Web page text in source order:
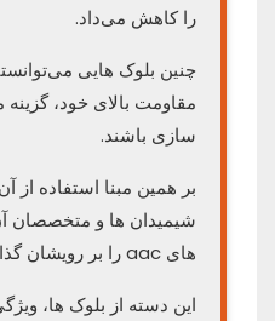
را کاهش می‌داد.
چنین بلوک هایی
مقاومت بالای خود،
سازی باشند.
بر همین مبنا استفاده از
شیمیدان ها و متخصصان
های aac را بر رویشان گذاشتند.
این دسته از بلوک ها،